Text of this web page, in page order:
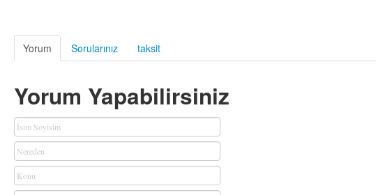
Yorum Sorularınız taksit
Yorum Yapabilirsiniz